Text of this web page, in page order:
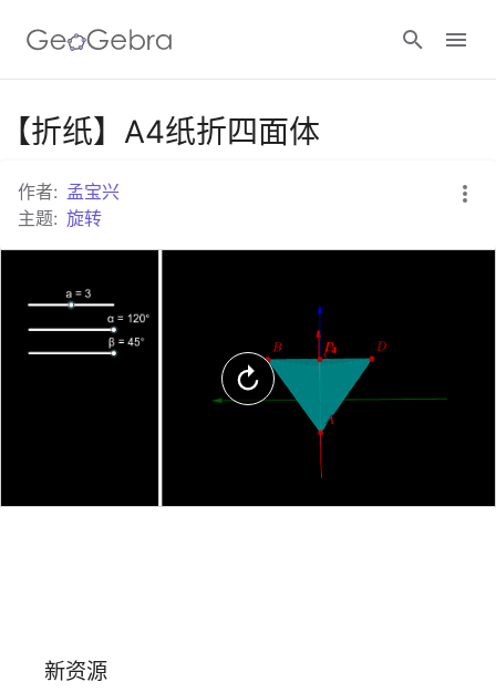
谷歌课堂
GeoGebra 教室
【折纸】A4纸折四面体
作者: 孟宝兴
主题: 旋转
新资源